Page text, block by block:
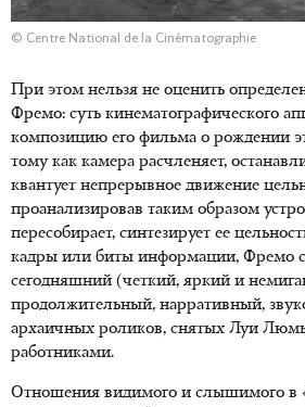
© Centre National de la Cinématographie
При этом нельзя не оценить
Фремо: суть кинематографического
композицию его фильма о рождении
тому как камера расчленяет,
квантует непрерывное движение
проанализировав таким образом
пересобирает, синтезирует ее
кадры или биты информации, Фремо
сегодняшний (четкий, яркий и
продолжительный, нарративный,
архаичных роликов, снятых Луи
работниками.
Отношения видимого и слышимого в